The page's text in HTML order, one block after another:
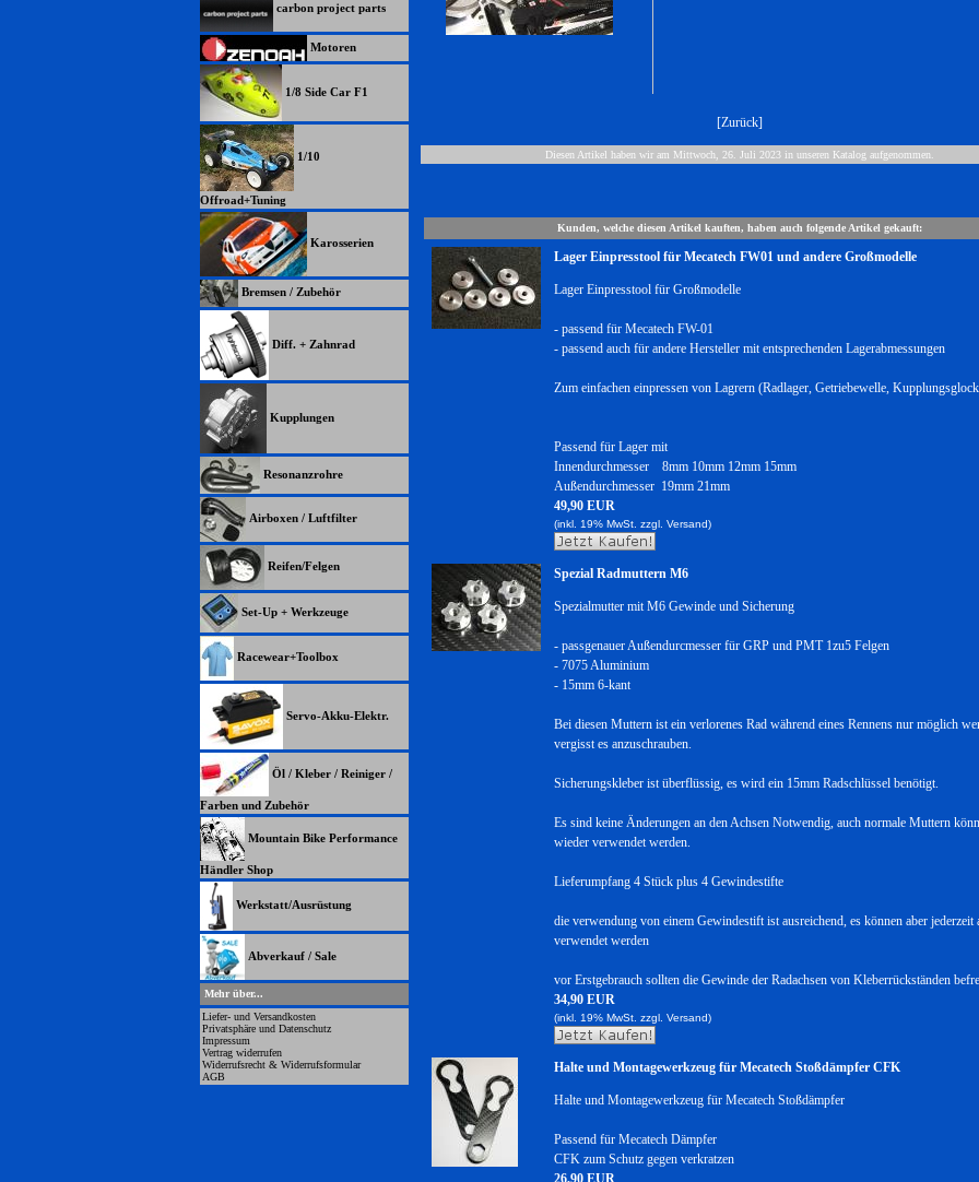
carbon project parts
Motoren
1/8 Side Car F1
1/10
Offroad+Tuning
Karosserien
Bremsen / Zubehör
Diff. + Zahnrad
Kupplungen
Resonanzrohre
Airboxen / Luftfilter
Reifen/Felgen
Set-Up + Werkzeuge
Racewear+Toolbox
Servo-Akku-Elektr.
Öl / Kleber / Reiniger /
Farben und Zubehör
Mountain Bike Performance
Händler Shop
Werkstatt/Ausrüstung
Abverkauf / Sale
Mehr über...
Liefer- und Versandkosten
Privatsphäre und Datenschutz
Impressum
Vertrag widerrufen
Widerrufsrecht & Widerrufsformular
AGB
[Zurück]
Diesen Artikel haben wir am Mittwoch, 26. Juli 2023 in unseren Katalog aufgenommen.
Kunden, welche diesen Artikel kauften, haben auch folgende Artikel gekauft:
Lager Einpresstool für Mecatech FW01 und andere Großmodelle
Lager Einpresstool für Großmodelle
- passend für Mecatech FW-01
- passend auch für andere Hersteller mit entsprechenden Lagerabmessungen
Zum einfachen einpressen von Lagrern (Radlager, Getriebewelle,
Passend für Lager mit
Innendurchmesser 8mm 10mm 12mm 15mm
Außendurchmesser 19mm 21mm
49,90 EUR
(inkl. 19% MwSt. zzgl. Versand)
Spezial Radmuttern M6
Spezialmutter mit M6 Gewinde und Sicherung
- passgenauer Außendurcmesser für GRP und PMT 1zu5 Felgen
- 7075 Aluminium
- 15mm 6-kant
Bei diesen Muttern ist ein verlorenes Rad während eines Rennens nur möglich
vergisst es anzuschrauben.
Sicherungskleber ist überflüssig, es wird ein 15mm Radschlüssel benötigt.
Es sind keine Änderungen an den Achsen Notwendig, auch normale Muttern
wieder verwendet werden.
Lieferumpfang 4 Stück plus 4 Gewindestifte
die verwendung von einem Gewindestift ist ausreichend, es können aber jederzeit
verwendet werden
vor Erstgebrauch sollten die Gewinde der Radachsen von Kleberrückständen
34,90 EUR
(inkl. 19% MwSt. zzgl. Versand)
Halte und Montagewerkzeug für Mecatech Stoßdämpfer CFK
Halte und Montagewerkzeug für Mecatech Stoßdämpfer
Passend für Mecatech Dämpfer
CFK zum Schutz gegen verkratzen
26,90 EUR